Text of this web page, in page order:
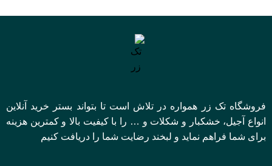
فروشگاه تک زر همواره در تلاش است تا بتواند بستر خرید آنلاین
انواع آجیل، خشکبار و شکلات و … را با کیفیت بالا و کمترین هزینه
برای شما فراهم نماید و لبخند رضایت شما را دریافت کنیم